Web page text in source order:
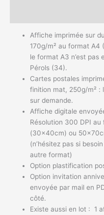
Affiche imprimée sur
170g/m² au format
le format A3 n’est pas
Pérols (34).
Cartes postales
finition mat, 250g/m² :
sur demande.
Affiche digitale
Résolution 300 DPI
(30x40cm) ou
(n’hésitez pas si
autre format)
Option plastification
Option invitation
envoyée par mail en
côté.
Existe aussi en lot : 1